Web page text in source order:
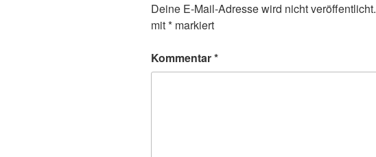
Deine E-Mail-Adresse wird nicht veröffentlicht.
mit* markiert
Kommentar*